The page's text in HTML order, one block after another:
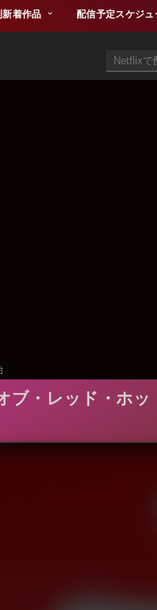
新着作品 配信予定スケジュ
ブ・レッド・ホッ